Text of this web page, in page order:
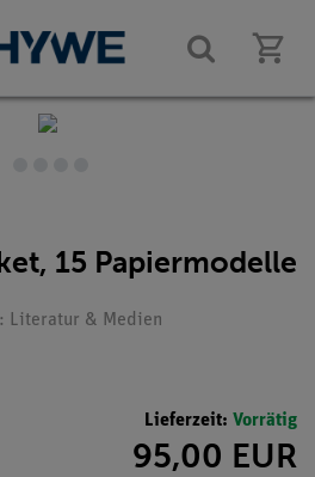
15 Papiermodelle
Literatur & Medien
Lieferzeit: Vorrätig
95,00 EUR